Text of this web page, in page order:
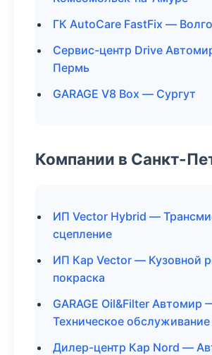
ГК AutoCare FastFix —
Сервис-центр Drive
Пермь
GARAGE V8 Box — Сургут
Компании в Санкт-
ИП Vector Hybrid —
сцепление
ИП Кар Vector — Кузовной
покраска
GARAGE Oil&Filter Автомир
Техническое обслуживание
Дилер-центр Кар Nord —